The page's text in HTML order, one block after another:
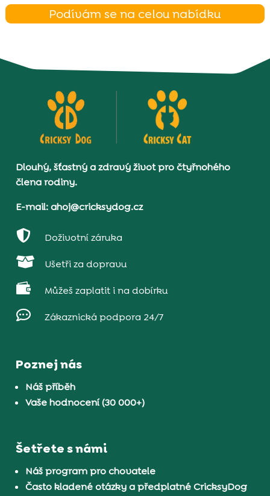
Podívám se na celou nabídku
Dlouhý, šťastný a zdravý život pro čtyřnohého
člena rodiny.
E-mail: ahoj@cricksydog.cz
 Doživotní záruka
 Ušetři za dopravu
 Můžeš zaplatit i na dobírku
 Zákaznická podpora 24/7
Poznej nás
Náš příběh
Vaše hodnocení (30 000+)
Šetřete s námi
Náš program pro chovatele
Často kladené otázky a předplatné CricksyDog